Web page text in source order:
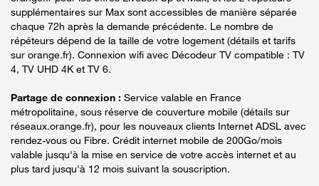
supplémentaires sur Max sont accessibles de manière séparée
chaque 72h après la demande précédente. Le nombre de
répéteurs dépend de la taille de votre logement (détails et tarifs
sur orange.fr). Connexion wifi avec Décodeur TV compatible : TV
4, TV UHD 4K et TV 6.
Partage de connexion : Service valable en France
métropolitaine, sous réserve de couverture mobile (détails sur
réseaux.orange.fr), pour les nouveaux clients Internet ADSL avec
rendez-vous ou Fibre. Crédit internet mobile de 200Go/mois
valable jusqu'à la mise en service de votre accès internet et au
plus tard jusqu'à 12 mois suivant la souscription.